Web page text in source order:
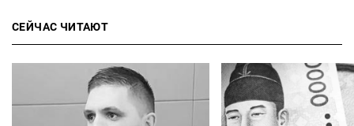
СЕЙЧАС ЧИТАЮТ